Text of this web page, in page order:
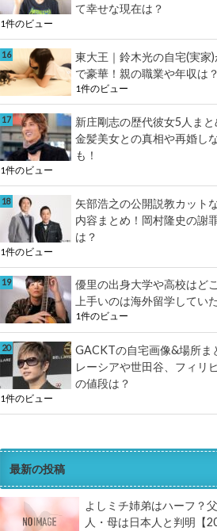
て幸せな現在は？
1件のビュー
東大王｜鈴木光の自宅(実家
で豪華！親の職業や年収は？
1件のビュー
新庄剛志の歴代彼女5人ま
金髪美女との真相や再婚し
も！
1件のビュー
矢部浩之の公開説教カット
内容まとめ！岡村隆史の謝
は？
1件のビュー
優里の出身大学や高校はど
上手いのは海外留学してい
1件のビュー
GACKTの自宅画像&場所ま
レーシアや世田谷、フィリ
の値段は？
1件のビュー
最新の投稿
よしミチ姉弟はハーフ？
人・母は日本人と判明【